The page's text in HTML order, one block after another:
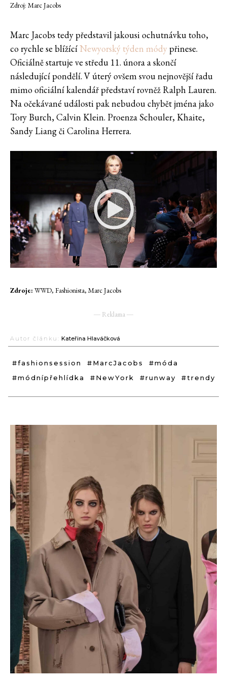
Zdroj: Marc Jacobs
Marc Jacobs tedy představil jakousi ochutnávku toho,
co rychle se blížícíNewyorský týden módypřinese.
Oficiálně startuje ve středu 11. února a skončí
následující pondělí. V úterý ovšem svou nejnovější řadu
mimo oficiální kalendář představí rovněž Ralph Lauren.
Na očekávané události pak nebudou chybět jména jako
Tory Burch, Calvin Klein. Proenza Schouler, Khaite,
Sandy Liang či Carolina Herrera.
Zdroje: WWD, Fashionista, Marc Jacobs
― Reklama ―
Autor článku: Kateřina Hlaváčková
#fashionsession #MarcJacobs
#móda
#módnípřehlídka
#NewYork #runway #trendy